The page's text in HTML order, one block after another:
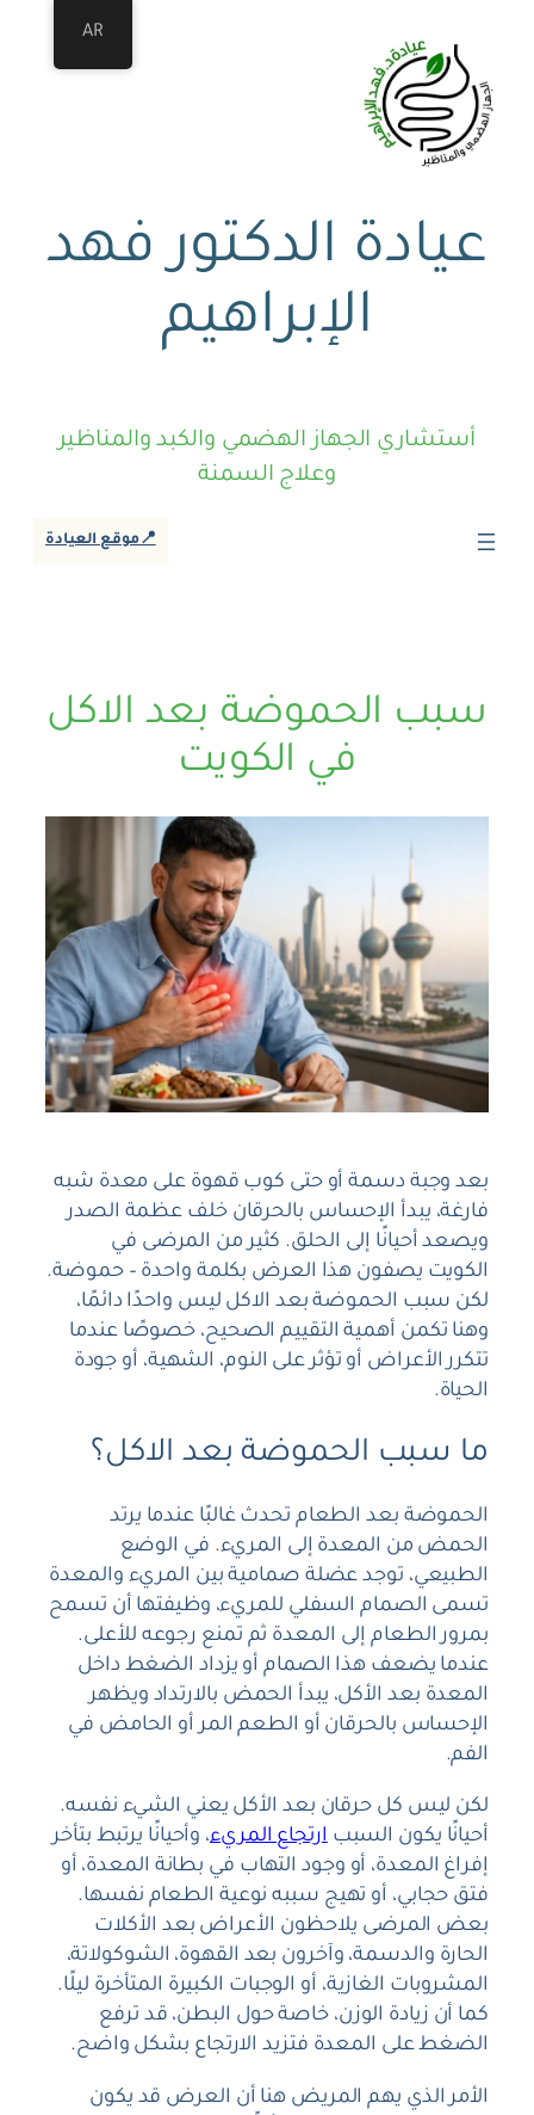
عيادة الدكتور فهد
الإبراهيم
أستشاري الجهاز الهضمي والكبد والمناظير
وعلاج السمنة
📍موقع العيادة
سبب الحموضة بعد الاكل
في الكويت
بعد وجبة دسمة أو حتى كوب قهوة على معدة شبه
فارغة، يبدأ الإحساس بالحرقان خلف عظمة الصدر
ويصعد أحيانًا إلى الحلق. كثير من المرضى في
الكويت يصفون هذا العرض بكلمة واحدة – حموضة.
لكن سبب الحموضة بعد الاكل ليس واحدًا دائمًا،
وهنا تكمن أهمية التقييم الصحيح، خصوصًا عندما
تتكرر الأعراض أو تؤثر على النوم، الشهية، أو جودة
الحياة.
ما سبب الحموضة بعد الاكل؟
الحموضة بعد الطعام تحدث غالبًا عندما يرتد
الحمض من المعدة إلى المريء. في الوضع
الطبيعي، توجد عضلة صمامية بين المريء والمعدة
تسمى الصمام السفلي للمريء، وظيفتها أن تسمح
بمرور الطعام إلى المعدة ثم تمنع رجوعه للأعلى.
عندما يضعف هذا الصمام أو يزداد الضغط داخل
المعدة بعد الأكل، يبدأ الحمض بالارتداد ويظهر
الإحساس بالحرقان أو الطعم المر أو الحامض في
الفم.
لكن ليس كل حرقان بعد الأكل يعني الشيء نفسه.
أحيانًا يكون السببارتجاع المريء، وأحيانًا يرتبط بتأخر
إفراغ المعدة، أو وجود التهاب في بطانة المعدة، أو
فتق حجابي، أو تهيج سببه نوعية الطعام نفسها.
بعض المرضى يلاحظون الأعراض بعد الأكلات
الحارة والدسمة، وآخرون بعد القهوة، الشوكولاتة،
المشروبات الغازية، أو الوجبات الكبيرة المتأخرة ليلًا.
كما أن زيادة الوزن، خاصة حول البطن، قد ترفع
الضغط على المعدة فتزيد الارتجاع بشكل واضح.
الأمر الذي يهم المريض هنا أن العرض قد يكون
AR